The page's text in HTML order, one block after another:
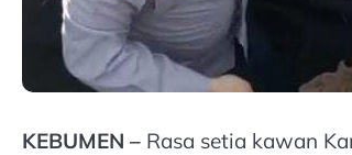
KEBUMEN – Rasa setia kawan